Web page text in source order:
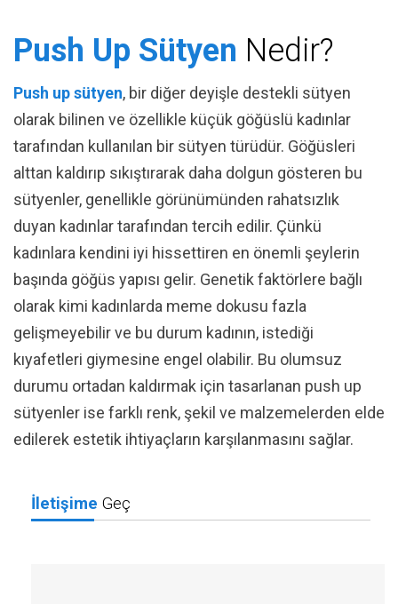
Push Up Sütyen Nedir?
Push up sütyen, bir diğer deyişle destekli sütyen
olarak bilinen ve özellikle küçük göğüslü kadınlar
tarafından kullanılan bir sütyen türüdür. Göğüsleri
alttan kaldırıp sıkıştırarak daha dolgun gösteren bu
sütyenler, genellikle görünümünden rahatsızlık
duyan kadınlar tarafından tercih edilir. Çünkü
kadınlara kendini iyi hissettiren en önemli şeylerin
başında göğüs yapısı gelir. Genetik faktörlere bağlı
olarak kimi kadınlarda meme dokusu fazla
gelişmeyebilir ve bu durum kadının, istediği
kıyafetleri giymesine engel olabilir. Bu olumsuz
durumu ortadan kaldırmak için tasarlanan push up
sütyenler ise farklı renk, şekil ve malzemelerden elde
edilerek estetik ihtiyaçların karşılanmasını sağlar.
İletişime Geç